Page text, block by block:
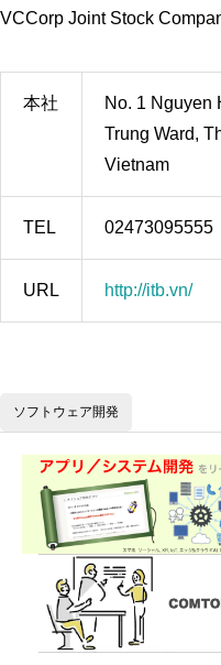
VCCorp Joint Stock
本社
No. 1 Nguyen
Trung Ward,
Vietnam
TEL 02473095555
URL http://itb.vn/
ソフトウェア開発